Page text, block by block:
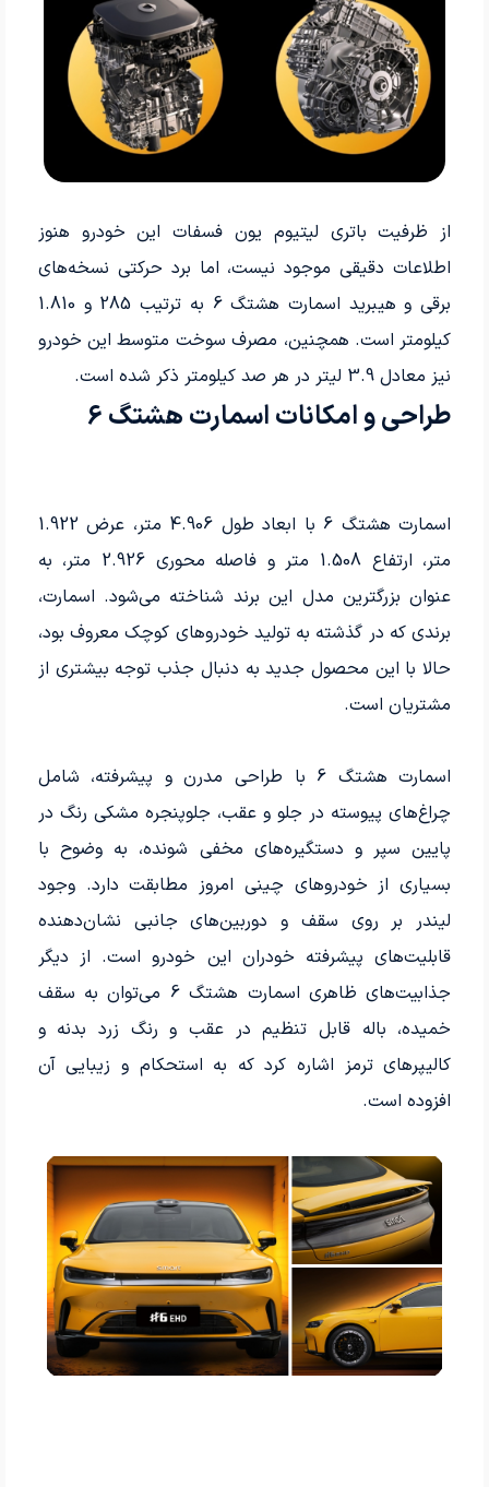
از ظرفیت باتری لیتیوم یون فسفات این خودرو هنوز
اطلاعات دقیقی موجود نیست، اما برد حرکتی نسخه‌های
برقی و هیبرید اسمارت هشتگ 6 به ترتیب 285 و 1.810
کیلومتر است. همچنین، مصرف سوخت متوسط این خودرو
نیز معادل 3.9 لیتر در هر صد کیلومتر ذکر شده است.
طراحی و امکانات اسمارت هشتگ 6
اسمارت هشتگ 6 با ابعاد طول 4.906 متر، عرض 1.922
متر، ارتفاع 1.508 متر و فاصله محوری 2.926 متر، به
عنوان بزرگترین مدل این برند شناخته می‌شود. اسمارت،
برندی که در گذشته به تولید خودروهای کوچک معروف بود،
حالا با این محصول جدید به دنبال جذب توجه بیشتری از
مشتریان است.
اسمارت هشتگ 6 با طراحی مدرن و پیشرفته، شامل
چراغ‌های پیوسته در جلو و عقب، جلوپنجره مشکی رنگ در
پایین سپر و دستگیره‌های مخفی شونده، به وضوح با
بسیاری از خودروهای چینی امروز مطابقت دارد. وجود
لیندر بر روی سقف و دوربین‌های جانبی نشان‌دهنده
قابلیت‌های پیشرفته خودران این خودرو است. از دیگر
جذابیت‌های ظاهری اسمارت هشتگ 6 می‌توان به سقف
خمیده، باله قابل تنظیم در عقب و رنگ زرد بدنه و
کالیپرهای ترمز اشاره کرد که به استحکام و زیبایی آن
افزوده است.